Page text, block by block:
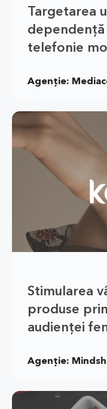
Targetarea
telefonie
Agenție:
Stimularea
produse
audienței
Agenție: